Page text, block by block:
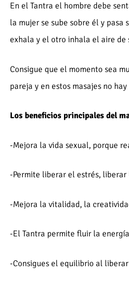
En el Tantra el hombre debe
la mujer se sube sobre él y
exhala y el otro inhala el aire de
Consigue que el momento sea
pareja y en estos masajes no
Los beneficios principales del
-Mejora la vida sexual, porque
-Permite liberar el estrés,
-Mejora la vitalidad, la
-El Tantra permite fluir la
-Consigues el equilibrio al